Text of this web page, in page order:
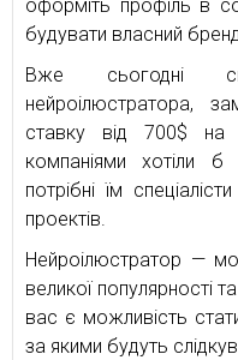
оформіть профіль в
будувати власний
Вже сьогодні
нейроілюстратора,
ставку від 700$ на
компаніями хотіли
потрібні їм
проектів.
Нейроілюстратор —
великої популярності
вас є можливість
за якими будуть